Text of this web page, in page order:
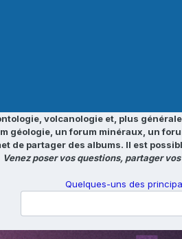
volcanologie et, plus
un forum minéraux, un
de partager des albums. Il est
Venez poser vos questions, partager
Quelques-uns des